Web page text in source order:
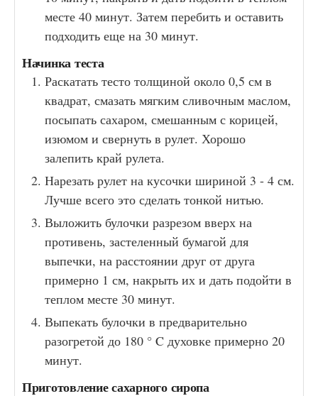
месте 40 минут. Затем перебить и оставить
подходить еще на 30 минут.
Начинка теста
Раскатать тесто толщиной около 0,5 см в
квадрат, смазать мягким сливочным маслом,
посыпать сахаром, смешанным с корицей,
изюмом и свернуть в рулет. Хорошо
залепить край рулета.
Нарезать рулет на кусочки шириной 3 - 4 см.
Лучше всего это сделать тонкой нитью.
Выложить булочки разрезом вверх на
противень, застеленный бумагой для
выпечки, на расстоянии друг от друга
примерно 1 см, накрыть их и дать подойти в
теплом месте 30 минут.
Выпекать булочки в предварительно
разогретой до 180 ° C духовке примерно 20
минут.
Приготовление сахарного сиропа